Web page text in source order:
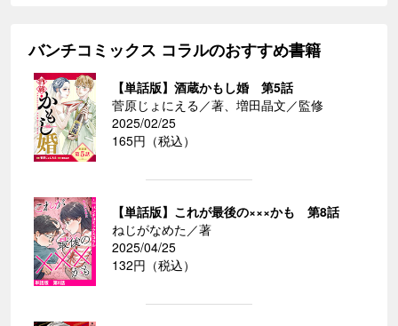
バンチコミックス コラルのおすすめ書籍
【単話版】酒蔵かもし婚 第5話
菅原じょにえる／著、増田晶文／監修
2025/02/25
165円（税込）
【単話版】これが最後の×××かも 第8話
ねじがなめた／著
2025/04/25
132円（税込）